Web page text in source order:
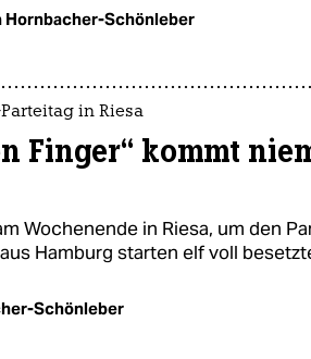
Hornbacher-Schönleber
in Riesa
Finger“ kommt
Wochenende in Riesa, um den
Hamburg starten elf voll
Schönleber